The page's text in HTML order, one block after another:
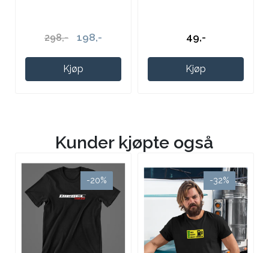
298,- 198,-
Kjøp
49,-
Kjøp
Kunder kjøpte også
-20% -32%